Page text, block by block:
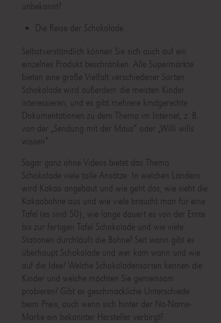
unbekannt?
Die Reise der Schokolade
Selbstverständlich können Sie sich auch auf ein
einzelnes Produkt beschränken. Alle Supermärkte
bieten eine große Vielfalt verschiedener Sorten.
Schokolade wird außerdem die meisten Kinder
interessieren, und es gibt mehrere kindgerechte
Dokumentationen zu dem Thema im Internet, z. B.
von der „Sendung mit der Maus“ oder „Willi wills
wissen“.
Sogar ganz ohne Videos bietet das Thema
Schokolade viele tolle Ansätze: In welchen Ländern
wird Kakao angebaut und wie geht das, wie sieht die
Kakaobohne aus und wie viele braucht man für eine
Tafel (es sind 50), wie lange dauert es von der Ernte
bis zur fertigen Tafel Schokolade und wie viele
Stationen durchläuft die Bohne? Seit wann gibt es
überhaupt Schokolade und wer kam wann und wie
auf die Idee? Welche Schokoladensorten kennen die
Kinder und welche möchten Sie gemeinsam
probieren? Gibt es geschmackliche Unterschiede
beim Preis, auch wenn sich hinter der No-Name-
Marke ein bekannter Hersteller verbirgt?